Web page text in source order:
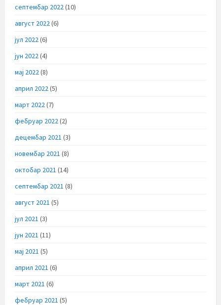
септембар 2022(10)
август 2022(6)
јул 2022(6)
јун 2022(4)
мај 2022(8)
април 2022(5)
март 2022(7)
фебруар 2022(2)
децембар 2021 (3)
новембар 2021 (8)
октобар 2021 (14)
септембар 2021 (8)
август 2021 (5)
јул 2021 (3)
јун 2021 (11)
мај 2021 (5)
април 2021 (6)
март 2021 (6)
фебруар 2021 (5)